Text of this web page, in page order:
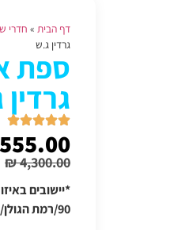
דף הבית » חדרי
גרדין ג.ש
ספת
₪4,300.00
90/רמת הגולן/דרומה מירוחם/עוטף עזה - יש לוודא תוספת הובלה טלפונית